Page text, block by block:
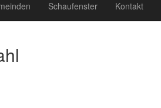
Schaufenster Kontakt